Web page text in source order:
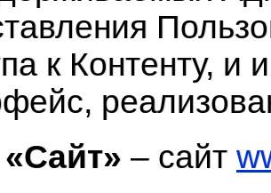
к Контенту, и
«Сайт» – сайт